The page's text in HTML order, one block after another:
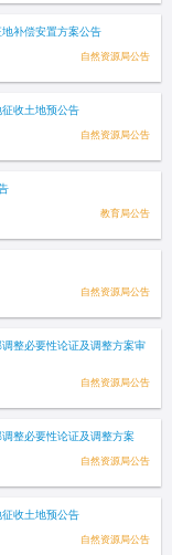
补偿安置方案公告
自然资源局公告
收土地预公告
自然资源局公告
教育局公告
自然资源局公告
整必要性论证及调整方案审
自然资源局公告
整必要性论证及调整方案
自然资源局公告
收土地预公告
自然资源局公告